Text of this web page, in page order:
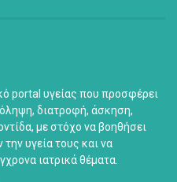
portal υγείας που προσφέρει
διατροφή, άσκηση,
με στόχο να βοηθήσει
υγεία τους και να
ιατρικά θέματα.